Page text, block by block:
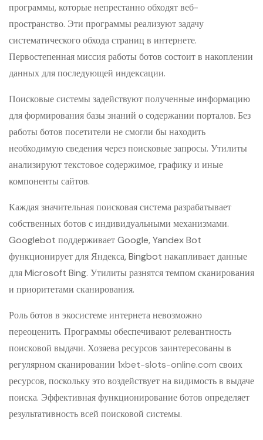
программы, которые непрестанно обходят веб-
пространство. Эти программы реализуют задачу
систематического обхода страниц в интернете.
Первостепенная миссия работы ботов состоит в накоплении
данных для последующей индексации.
Поисковые системы задействуют полученные информацию
для формирования базы знаний о содержании порталов. Без
работы ботов посетители не смогли бы находить
необходимую сведения через поисковые запросы. Утилиты
анализируют текстовое содержимое, графику и иные
компоненты сайтов.
Каждая значительная поисковая система разрабатывает
собственных ботов с индивидуальными механизмами.
Googlebot поддерживает Google, Yandex Bot
функционирует для Яндекса, Bingbot накапливает данные
для Microsoft Bing. Утилиты разнятся темпом сканирования
и приоритетами сканирования.
Роль ботов в экосистеме интернета невозможно
переоценить. Программы обеспечивают релевантность
поисковой выдачи. Хозяева ресурсов заинтересованы в
регулярном сканировании 1xbet-slots-online.com своих
ресурсов, поскольку это воздействует на видимость в выдаче
поиска. Эффективная функционирование ботов определяет
результативность всей поисковой системы.